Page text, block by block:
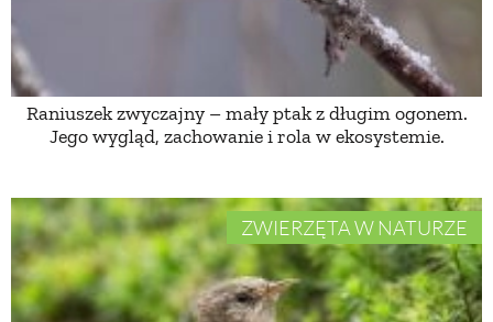
Raniuszek zwyczajny – mały ptak z długim ogonem.
Jego wygląd, zachowanie i rola w ekosystemie.
ZWIERZĘTA W NATURZE